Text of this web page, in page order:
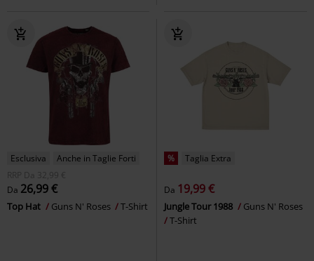
Esclusiva
Anche in Taglie Forti
RRP
Da
32,99 €
Da 26,99 €
Top Hat Guns N' Roses T-Shirt
% Taglia Extra
Da 19,99 €
Jungle Tour 1988
Guns N' Roses
T-Shirt